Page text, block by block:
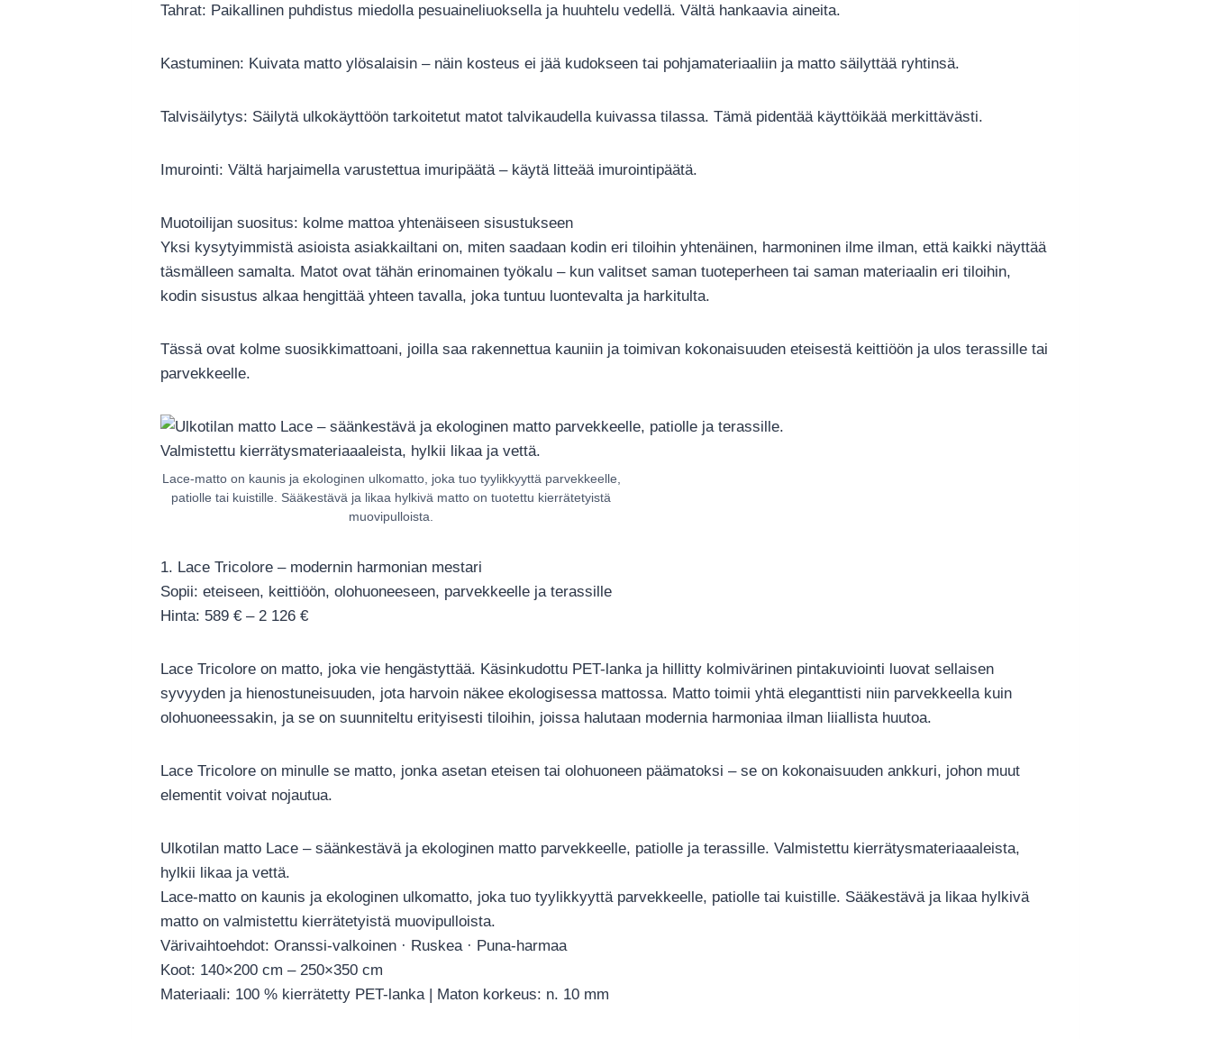
Tahrat: Paikallinen puhdistus miedolla pesuaineliuoksella ja huuhtelu vedellä. Vältä hankaavia aineita.
Kastuminen: Kuivata matto ylösalaisin – näin kosteus ei jää kudokseen tai pohjamateriaaliin ja matto säilyttää ryhtinsä.
Talvisäilytys: Säilytä ulkokäyttöön tarkoitetut matot talvikaudella kuivassa tilassa. Tämä pidentää käyttöikää merkittävästi.
Imurointi: Vältä harjaimella varustettua imuripäätä – käytä litteää imurointipäätä.
Muotoilijan suositus: kolme mattoa yhtenäiseen sisustukseen
Yksi kysytyimmistä asioista asiakkailtani on, miten saadaan kodin eri tiloihin yhtenäinen, harmoninen ilme ilman, että kaikki näyttää
täsmälleen samalta. Matot ovat tähän erinomainen työkalu – kun valitset saman tuoteperheen tai saman materiaalin eri tiloihin,
kodin sisustus alkaa hengittää yhteen tavalla, joka tuntuu luontevalta ja harkitulta.
Tässä ovat kolme suosikkimattoani, joilla saa rakennettua kauniin ja toimivan kokonaisuuden eteisestä keittiöön ja ulos terassille tai
parvekkeelle.
Lace-matto on kaunis ja ekologinen ulkomatto, joka tuo tyylikkyyttä parvekkeelle,
patiolle tai kuistille. Sääkestävä ja likaa hylkivä matto on tuotettu kierrätetyistä
muovipulloista.
1. Lace Tricolore – modernin harmonian mestari
Sopii: eteiseen, keittiöön, olohuoneeseen, parvekkeelle ja terassille
Hinta: 589 € – 2 126 €
Lace Tricolore on matto, joka vie hengästyttää. Käsinkudottu PET-lanka ja hillitty kolmivärinen pintakuviointi luovat sellaisen
syvyyden ja hienostuneisuuden, jota harvoin näkee ekologisessa mattossa. Matto toimii yhtä eleganttisti niin parvekkeella kuin
olohuoneessakin, ja se on suunniteltu erityisesti tiloihin, joissa halutaan modernia harmoniaa ilman liiallista huutoa.
Lace Tricolore on minulle se matto, jonka asetan eteisen tai olohuoneen päämatoksi – se on kokonaisuuden ankkuri, johon muut
elementit voivat nojautua.
Ulkotilan matto Lace – säänkestävä ja ekologinen matto parvekkeelle, patiolle ja terassille. Valmistettu kierrätysmateriaaaleista,
hylkii likaa ja vettä.
Lace-matto on kaunis ja ekologinen ulkomatto, joka tuo tyylikkyyttä parvekkeelle, patiolle tai kuistille. Sääkestävä ja likaa hylkivä
matto on valmistettu kierrätetyistä muovipulloista.
Värivaihtoehdot: Oranssi-valkoinen · Ruskea · Puna-harmaa
Koot: 140×200 cm – 250×350 cm
Materiaali: 100 % kierrätetty PET-lanka | Maton korkeus: n. 10 mm